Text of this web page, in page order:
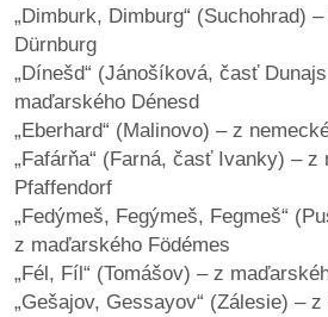
„Dimburk, Dimburg“ (Suchohrad)
Dürnburg
„Dínešd“ (Jánošíková, časť
maďarského Dénesd
„Eberhard“ (Malinovo) – z
„Fafárňa“ (Farná, časť Ivanky) – z
Pfaffendorf
„Fedýmeš, Fegýmeš, Fegmeš“
z maďarského Födémes
„Fél, Fíl“ (Tomášov) – z
„Gešajov, Gessayov“ (Zálesie) –